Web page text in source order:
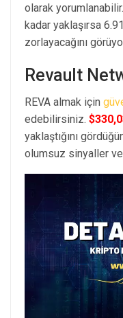
olarak
kadar yaklaşırsa
zorlayacağını
Revault
REVA almak için
edebilirsiniz.
yaklaştığını
olumsuz sinyaller